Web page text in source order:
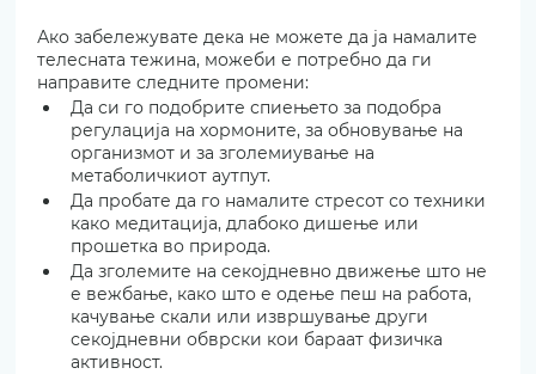
Ако забележувате дека не можете да ја намалите
телесната тежина, можеби е потребно да ги
направите следните промени:
Да си го подобрите спиењето за подобра
регулација на хормоните, за обновување на
организмот и за зголемиување на
метаболичкиот аутпут.
Да пробате да го намалите стресот со техники
како медитација, длабоко дишење или
прошетка во природа.
Да зголемите на секојдневно движење што не
е вежбање, како што е одење пеш на работа,
качување скали или извршување други
секојдневни обврски кои бараат физичка
активност.